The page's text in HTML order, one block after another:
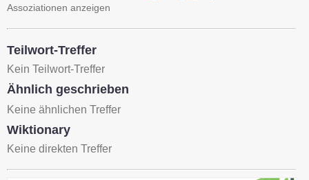
Assoziationen anzeigen
Teilwort-Treffer
Kein Teilwort-Treffer
Ähnlich geschrieben
Keine ähnlichen Treffer
Wiktionary
Keine direkten Treffer